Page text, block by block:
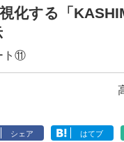
化する「
ト⑪
シェア はてブ